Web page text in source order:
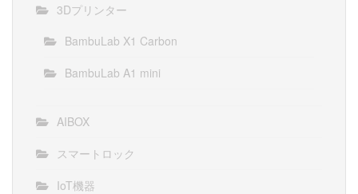
3Dプリンター
BambuLab X1 Carbon
BambuLab A1 mini
AIBOX
スマートロック
IoT機器